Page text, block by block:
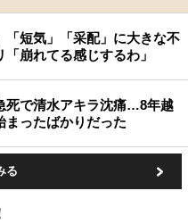
「短気」「采配」に大きな不
崩れてる感じするわ」
死で清水アキラ沈痛…8年越
まったばかりだった
る